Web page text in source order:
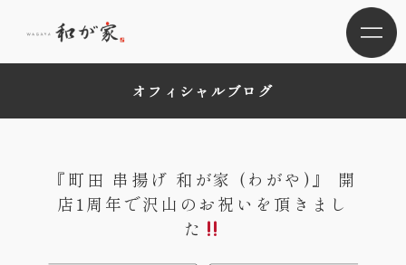
オフィシャルブログ
『町田 串揚げ 和が家 (わがや)』 開
店1周年で沢山のお祝いを頂きまし
た